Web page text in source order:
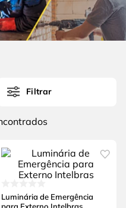
Filtrar
Luminária de Emergência
para Externo Intelbras